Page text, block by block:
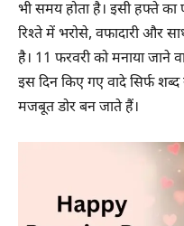
भी समय होता है। इसी हफ्ते का
रिश्ते में भरोसे, वफादारी और
है। 11 फरवरी को मनाया जाने
इस दिन किए गए वादे सिर्फ
मजबूत डोर बन जाते हैं।